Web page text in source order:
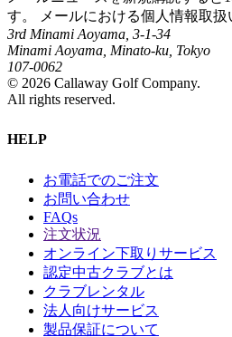
す。 メールにおける個人情報取
3rd Minami Aoyama, 3-1-34
Minami Aoyama, Minato-ku, Tokyo
107-0062
© 2026 Callaway Golf Company.
All rights reserved.
HELP
お電話でのご注文
お問い合わせ
FAQs
注文状況
オンライン下取りサービス
認定中古クラブとは
クラブレンタル
法人向けサービス
製品保証について